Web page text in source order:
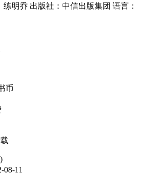
练明乔 出版社：中信出版集团 语言：
币
08-11